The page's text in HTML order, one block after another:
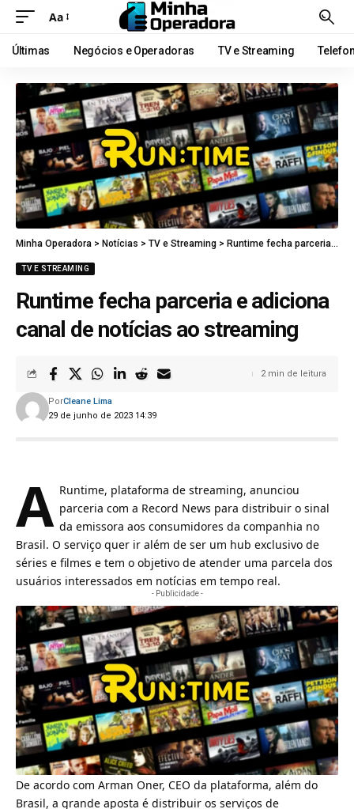
Aa
Últimas Negócios e Operadoras TV e Streaming
Minha Operadora > Notícias > TV e Streaming > Runtime fecha parceria e adiciona canal de notícias ao streaming
TV E STREAMING
Runtime fecha parceria e adiciona
canal de notícias ao streaming
29 de junho de 2023 14:39
PorCleane Lima
2 min de leitura
A Runtime, plataforma de streaming, anunciou
parceria com a Record News para distribuir o sinal
da emissora aos consumidores da companhia no
Brasil. O serviço quer ir além de ser um hub exclusivo de
séries e filmes e tem o objetivo de atender uma parcela dos
usuários interessados em notícias em tempo real.
- Publicidade -
De acordo com Arman Oner, CEO da plataforma, além do
Brasil, a grande aposta é distribuir os serviços de